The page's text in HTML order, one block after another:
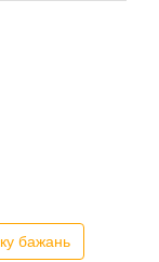
бажань